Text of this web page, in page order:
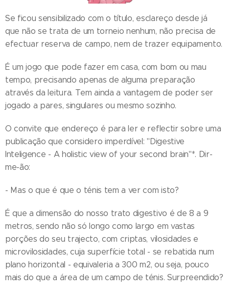
Se ficou sensibilizado com o título, esclareço desde já
que não se trata de um torneio nenhum, não precisa de
efectuar reserva de campo, nem de trazer equipamento.
É um jogo que pode fazer em casa, com bom ou mau
tempo, precisando apenas de alguma preparação
através da leitura. Tem ainda a vantagem de poder ser
jogado a pares, singulares ou mesmo sozinho.
O convite que endereço é para ler e reflectir sobre uma
publicação que considero imperdível: "Digestive
Inteligence - A holistic view of your second brain"*. Dir-
me-ão:
- Mas o que é que o ténis tem a ver com isto?
É que a dimensão do nosso trato digestivo é de 8 a 9
metros, sendo não só longo como largo em vastas
porções do seu trajecto, com criptas, vilosidades e
microvilosidades, cuja superfície total - se rebatida num
plano horizontal - equivaleria a 300 m2, ou seja, pouco
mais do que a área de um campo de ténis. Surpreendido?